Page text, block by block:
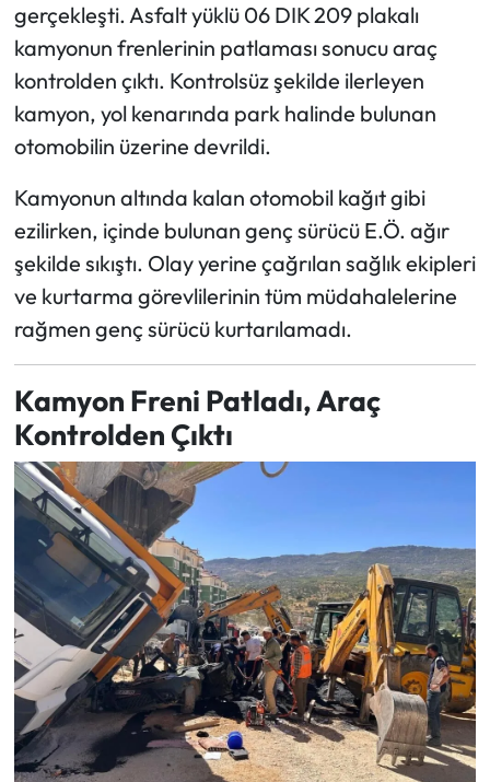
gerçekleşti. Asfalt yüklü 06 DIK 209 plakalı
kamyonun frenlerinin patlaması sonucu araç
kontrolden çıktı. Kontrolsüz şekilde ilerleyen
kamyon, yol kenarında park halinde bulunan
otomobilin üzerine devrildi.
Kamyonun altında kalan otomobil kağıt gibi
ezilirken, içinde bulunan genç sürücü E.Ö. ağır
şekilde sıkıştı. Olay yerine çağrılan sağlık ekipleri
ve kurtarma görevlilerinin tüm müdahalelerine
rağmen genç sürücü kurtarılamadı.
Kamyon Freni Patladı, Araç
Kontrolden Çıktı
Teknoloji